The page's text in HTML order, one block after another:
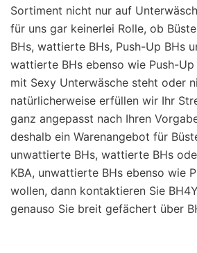
Sortiment nicht nur auf
für uns gar keinerlei Rolle, ob
BHs, wattierte BHs, Push-Up BHs
wattierte BHs ebenso wie Push-Up
mit Sexy Unterwäsche steht oder
natürlicherweise erfüllen wir Ihr
ganz angepasst nach Ihren
deshalb ein Warenangebot für
unwattierte BHs, wattierte BHs
KBA, unwattierte BHs ebenso wie
wollen, dann kontaktieren Sie
genauso Sie breit gefächert über